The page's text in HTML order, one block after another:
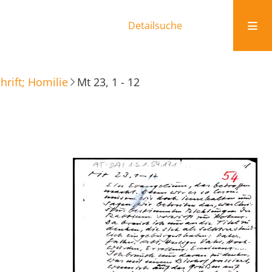
Detailsuche
Homilie Mt 23, 1 - 12